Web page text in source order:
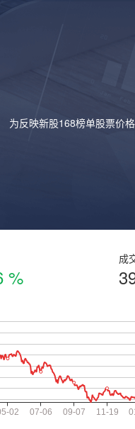
为反映新股168榜单股票价
%
成